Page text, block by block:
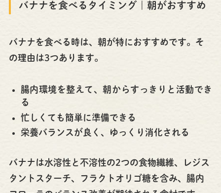
バナナを食べるタイミング｜朝がおすすめ
バナナを食べる時は、朝が特におすすめです。そ
の理由は3つあります。
腸内環境を整えて、朝からすっきりと活動でき
る
忙しくても簡単に準備できる
栄養バランスが良く、ゆっくり消化される
バナナは水溶性と不溶性の2つの食物繊維、レジス
タントスターチ、フラクトオリゴ糖を含み、腸内